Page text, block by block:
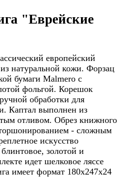
"Еврейские
европейский
натуральной кожи. Форзац
бумаги Malmero с
фольгой. Корешок
обработки для
Каптал выполнен из
отливом. Обрез книжного
- сложным
искусство
золотой и
идет шелковое ляссе
имеет формат 180х247х24